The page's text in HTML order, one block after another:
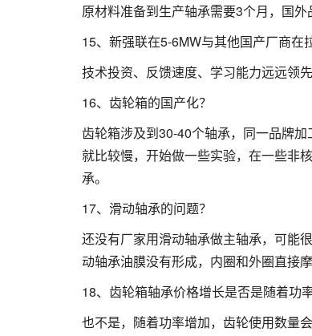
原材料准备到生产轴承需要3个月，国
15、新强联在5-6MW与其他国产厂商在
技术投资、反馈速度、学习能力远远领
16、齿轮箱的国产化？
齿轮箱涉及到30-40个轴承，同一品牌
就比较慢，开始做一些实验，在一些非
承。
17、滑动轴承的问题？
还没有厂家用滑动轴承做主轴承，可能
动轴承油膜没有形成，内圈和外圈直接
18、齿轮箱轴承价格增长是否是随着功
也不是，随着功率增加，齿轮使用数量